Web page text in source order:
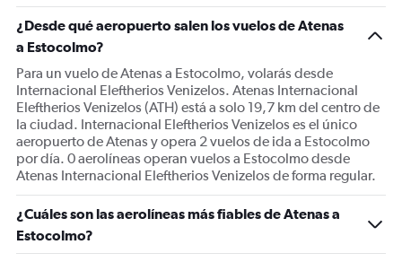
Y
axis
displaying
Number
of
flights.
Range:
0
to
15.
¿Desde qué aeropuerto salen los vuelos de Atenas
a Estocolmo?
Para un vuelo de Atenas a Estocolmo, volarás desde
Internacional Eleftherios Venizelos. Atenas Internacional
Eleftherios Venizelos (ATH) está a solo 19,7 km del centro de
la ciudad. Internacional Eleftherios Venizelos es el único
aeropuerto de Atenas y opera 2 vuelos de ida a Estocolmo
por día. 0 aerolíneas operan vuelos a Estocolmo desde
Atenas Internacional Eleftherios Venizelos de forma regular.
¿Cuáles son las aerolíneas más fiables de Atenas a
Estocolmo?